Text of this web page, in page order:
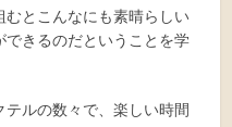
とこんなにも素晴らしい
きるのだということを学
ルの数々で、楽しい時間